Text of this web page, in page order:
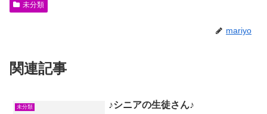
未分類
mariyo
関連記事
未分類 ♪シニアの生徒さん♪